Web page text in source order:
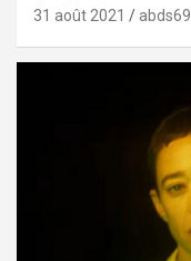
31 août 2021 abds69